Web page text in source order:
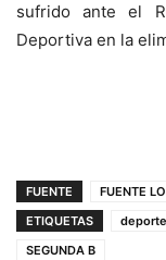
sufrido ante el
Deportiva en la
FUENTE
FUENTE
ETIQUETAS
deporte
SEGUNDA B